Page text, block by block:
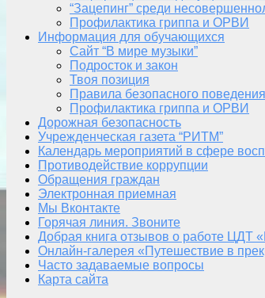
“Зацепинг” среди
Профилактика гриппа и ОРВИ
Информация для обучающихся
Сайт “В мире музыки”
Подросток и закон
Твоя позиция
Правила безопасного
Профилактика гриппа и ОРВИ
Дорожная безопасность
Учрежденческая газета “РИТМ”
Календарь мероприятий в сфере
Противодействие коррупции
Обращения граждан
Электронная приемная
Мы Вконтакте
Горячая линия. Звоните
Добрая книга отзывов о работе ЦДТ
Онлайн-галерея «Путешествие в
Часто задаваемые вопросы
Карта сайта